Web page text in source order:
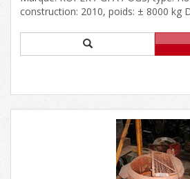
construction: 2010, poids: ± 8000 kg